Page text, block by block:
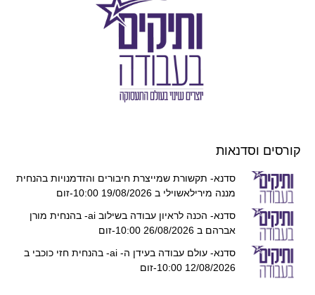
קורסים וסדנאות
סדנא- תקשורת שמייצרת חיבורים והזדמנויות בהנחית
מננה מירילאשוילי ב 19/08/2026 10:00-זום
סדנא- הכנה לראיון עבודה בשילוב ai- בהנחית מורן
אברהם ב 26/08/2026 10:00-זום
סדנא- עולם עבודה בעידן ה- ai- בהנחית חזי כוכבי ב
12/08/2026 10:00-זום